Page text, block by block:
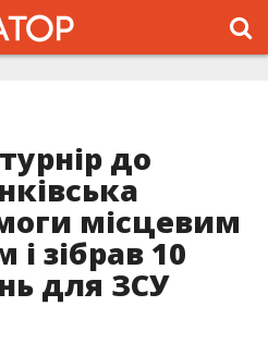
до
місцевим
зібрав 10
для ЗСУ